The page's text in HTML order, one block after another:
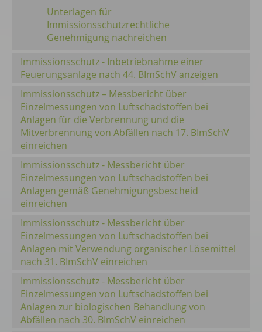
Unterlagen für
Immissionsschutzrechtliche
Genehmigung nachreichen
Immissionsschutz - Inbetriebnahme einer
Feuerungsanlage nach 44. BImSchV anzeigen
Immissionsschutz – Messbericht über
Einzelmessungen von Luftschadstoffen bei
Anlagen für die Verbrennung und die
Mitverbrennung von Abfällen nach 17. BImSchV
einreichen
Immissionsschutz - Messbericht über
Einzelmessungen von Luftschadstoffen bei
Anlagen gemäß Genehmigungsbescheid
einreichen
Immissionsschutz - Messbericht über
Einzelmessungen von Luftschadstoffen bei
Anlagen mit Verwendung organischer Lösemittel
nach 31. BImSchV einreichen
Immissionsschutz - Messbericht über
Einzelmessungen von Luftschadstoffen bei
Anlagen zur biologischen Behandlung von
Abfällen nach 30. BImSchV einreichen